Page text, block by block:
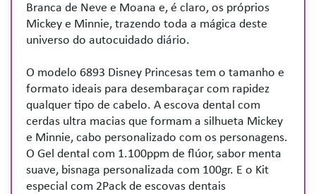
Branca de Neve e Moana e, é claro, os próprios
Mickey e Minnie, trazendo toda a mágica deste
universo do autocuidado diário.
O modelo 6893 Disney Princesas tem o tamanho e
formato ideais para desembaraçar com rapidez
qualquer tipo de cabelo. A escova dental com
cerdas ultra macias que formam a silhueta Mickey
e Minnie, cabo personalizado com os personagens.
O Gel dental com 1.100ppm de flúor, sabor menta
suave, bisnaga personalizada com 100gr. E o Kit
especial com 2Pack de escovas dentais